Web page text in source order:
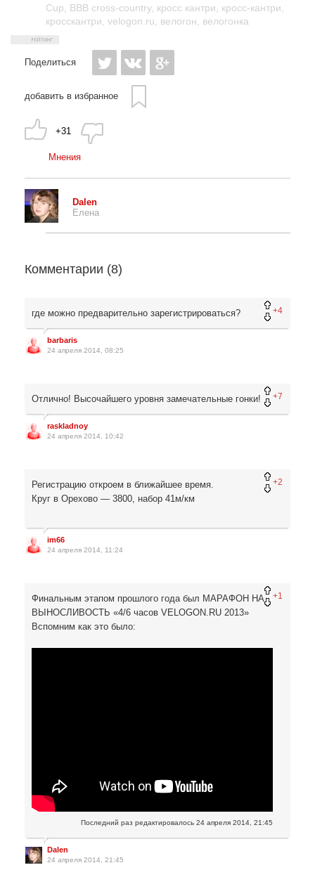
Cup BBB cross-country, кросс кантри кросс-кантри
кросскантри velogon.ru велогон велогонка
Поделиться
добавить в избранное
+31
Мнения
Dalen
Елена
Комментарии (8)
+4
где можно предварительно зарегистрироваться?
barbaris
24 апреля 2014, 08:25
+7
Отлично! Высочайшего уровня замечательные гонки!
raskladnoy
24 апреля 2014, 10:42
+2
Регистрацию откроем в ближайшее время.
Круг в Орехово — 3800, набор 41м/км
im66
24 апреля 2014, 11:24
+1
Финальным этапом прошлого года был МАРАФОН НА
ВЫНОСЛИВОСТЬ «4/6 часов VELOGON.RU 2013»
Вспомним как это было:
Последний раз редактировалось 24 апреля 2014, 21:45
Dalen
24 апреля 2014, 21:45